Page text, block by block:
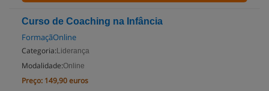
Curso de Coaching na Infância
FormaçãOnline
Categoria: Liderança
Modalidade:Online
Preço: 149,90 euros